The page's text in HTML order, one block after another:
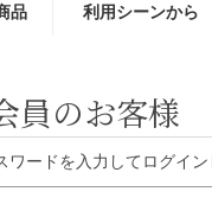
品 利用シーンから
員のお客様
ワードを入力してログイン